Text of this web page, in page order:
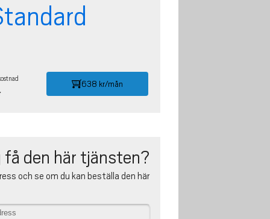
638 kr/mån
få den här tjänsten?
och se om du kan beställa den här